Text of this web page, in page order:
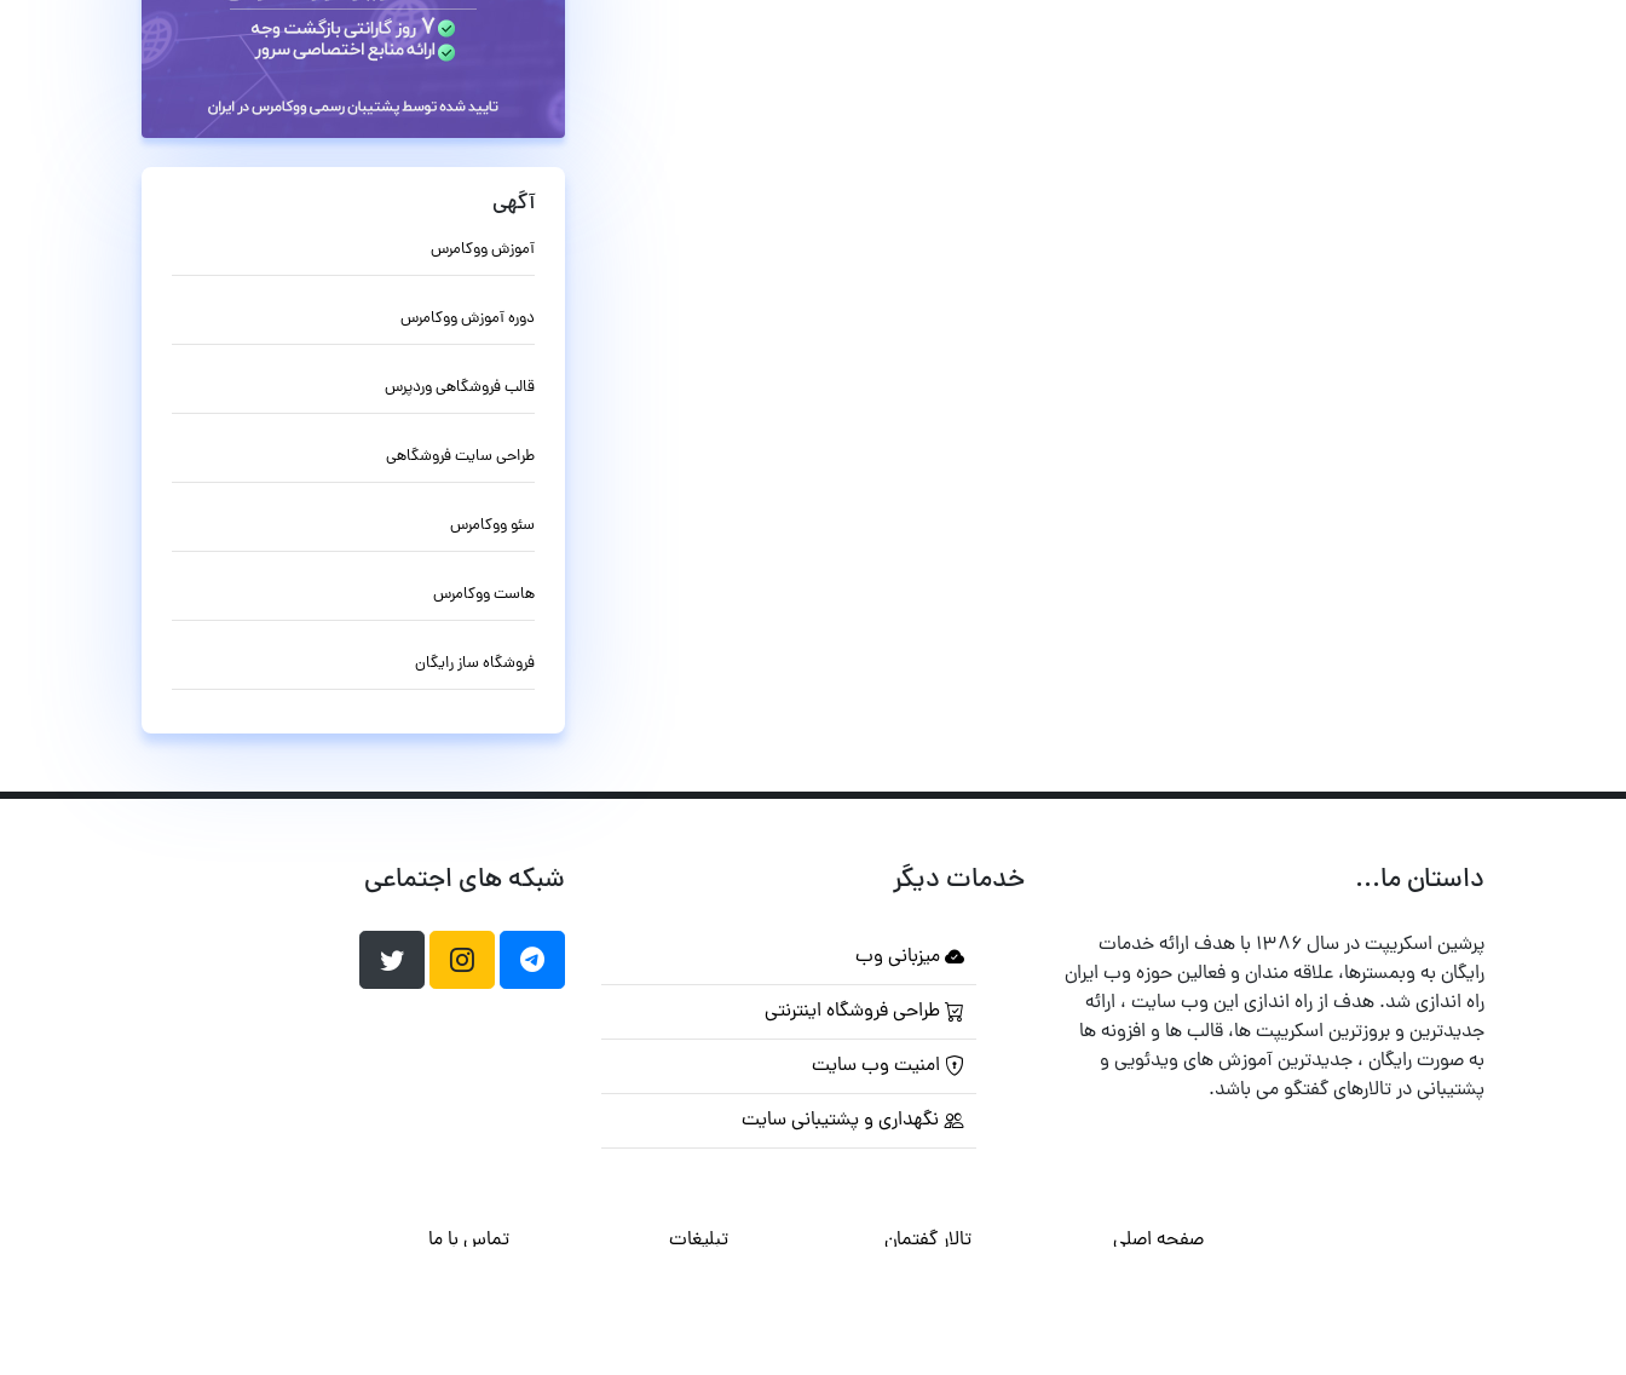
آگهی
آموزش ووکامرس
دوره آموزش ووکامرس
قالب فروشگاهی وردپرس
طراحی سایت فروشگاهی
سئو ووکامرس
هاست ووکامرس
فروشگاه ساز رایگان
داستان ما...
پرشین اسکریپت در سال ۱۳۸۶ با هدف ارائه خدمات
رایگان به وبمسترها، علاقه مندان و فعالین حوزه وب ایران
راه اندازی شد. هدف از راه اندازی این وب سایت ، ارائه
جدیدترین و بروزترین اسکریپت ها، قالب ها و افزونه ها
به صورت رایگان ، جدیدترین آموزش های ویدئویی و
پشتیبانی در تالارهای گفتگو می باشد.
خدمات دیگر
میزبانی وب
طراحی فروشگاه اینترنتی
امنیت وب سایت
نگهداری و پشتیبانی سایت
شبکه های اجتماعی
صفحه اصلی تالار گفتمان تبلیغات تماس با ما